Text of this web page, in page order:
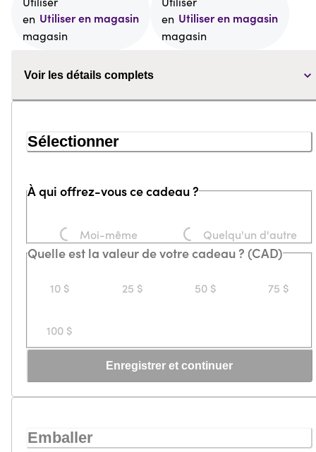
Utiliser en magasin Utiliser en magasin
Voir les détails complets
Sélectionner
À qui offrez-vous ce cadeau ?
Loading...Moi-même Loading...
Quelqu'un d'autre
Quelle est la valeur de votre cadeau ? (CAD)
10 $ 25 $ 50 $ 75 $
100 $
Enregistrer et continuer
Emballer